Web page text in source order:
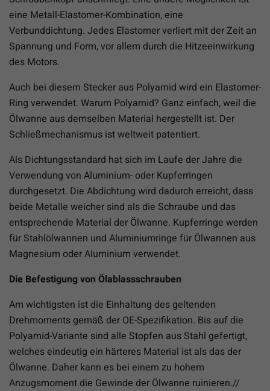
eine Metall-Elastomer-Kombination, eine
Verbunddichtung. Jedes Elastomer verliert mit der Zeit an
Spannung und Form, vor allem durch die Hitzeeinwirkung
des Motors.
Auch bei diesem Stecker aus Polyamid wird ein Elastomer-
Ring verwendet. Warum Polyamid? Ganz einfach, weil die
Ölwanne aus demselben Material hergestellt ist. Der
Schließmechanismus ist weltweit patentiert.
Als Dichtungsstandard hat sich im Laufe der Jahre die
Verwendung von Aluminium- oder Kupferringen
durchgesetzt. Die Abdichtung wird dadurch erreicht, dass
beide Metalle weicher sind als die Schraube und das
entsprechende Material der Ölwanne. Kupferringe werden
für Stahlölwannen und Aluminiumringe für Ölwannen aus
Magnesium oder Aluminium verwendet.
Die Befestigung von Ölablassschrauben
Am wichtigsten ist die Einhaltung des geltenden
Drehmoments gemäß der OE-Spezifikation. Bis auf die
Polyamid-Variante sind alle Stopfen aus Stahl gefertigt,
welches eindeutig ein härteres Material ist als das der
Ölwanne. Daher kann es bei einem zu hohem
Anzugsmoment die Gewinde der Ölwanne ruinieren.//